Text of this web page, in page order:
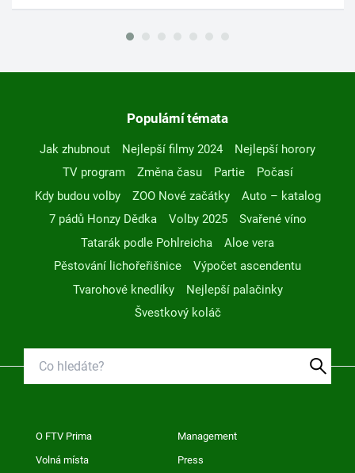
Populární témata
Jak zhubnout Nejlepší filmy 2024
Nejlepší horory
TV program
Změna času Partie
Počasí
Kdy budou volby
ZOO Nové začátky
Auto – katalog
7 pádů Honzy Dědka
Volby 2025
Svařené víno
Tatarák podle Pohlreicha
Aloe vera
Pěstování lichořeřišnice
Výpočet ascendentu
Tvarohové knedlíky
Nejlepší palačinky
Švestkový koláč
O FTV Prima Management
Volná místa Press